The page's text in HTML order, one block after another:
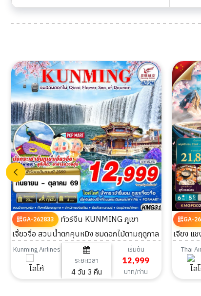
GA-262833
ทัวร์จีน KUNMING ภูเขา
เจี้ยวจื่อ สวนน้ำตกคุนหมิง ชมดอกไม้ตามฤดูกาล
4วัน 3คืน
Kunming Airlines
ระยะเวลา
4 วัน 3 คืน
เริ่มต้น
12,999
บาท/ท่าน
GA-
เจียง แ
Thai